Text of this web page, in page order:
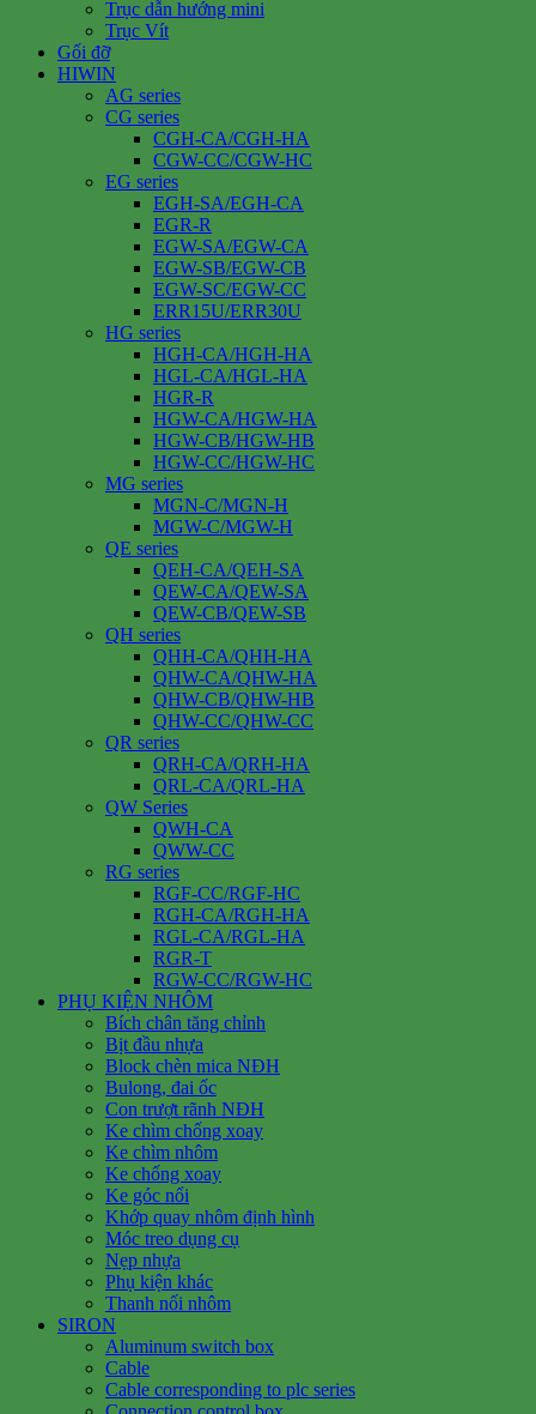
Trục dẫn hướng mini
Trục Vít
Gối đỡ
HIWIN
AG series
CG series
CGH-CA/CGH-HA
CGW-CC/CGW-HC
EG series
EGH-SA/EGH-CA
EGR-R
EGW-SA/EGW-CA
EGW-SB/EGW-CB
EGW-SC/EGW-CC
ERR15U/ERR30U
HG series
HGH-CA/HGH-HA
HGL-CA/HGL-HA
HGR-R
HGW-CA/HGW-HA
HGW-CB/HGW-HB
HGW-CC/HGW-HC
MG series
MGN-C/MGN-H
MGW-C/MGW-H
QE series
QEH-CA/QEH-SA
QEW-CA/QEW-SA
QEW-CB/QEW-SB
QH series
QHH-CA/QHH-HA
QHW-CA/QHW-HA
QHW-CB/QHW-HB
QHW-CC/QHW-CC
QR series
QRH-CA/QRH-HA
QRL-CA/QRL-HA
QW Series
QWH-CA
QWW-CC
RG series
RGF-CC/RGF-HC
RGH-CA/RGH-HA
RGL-CA/RGL-HA
RGR-T
RGW-CC/RGW-HC
PHỤ KIỆN NHÔM
Bích chân tăng chỉnh
Bịt đầu nhựa
Block chèn mica NĐH
Bulong, đai ốc
Con trượt rãnh NĐH
Ke chìm chống xoay
Ke chìm nhôm
Ke chống xoay
Ke góc nổi
Khớp quay nhôm định hình
Móc treo dụng cụ
Nẹp nhựa
Phụ kiện khác
Thanh nối nhôm
SIRON
Aluminum switch box
Cable
Cable corresponding to plc series